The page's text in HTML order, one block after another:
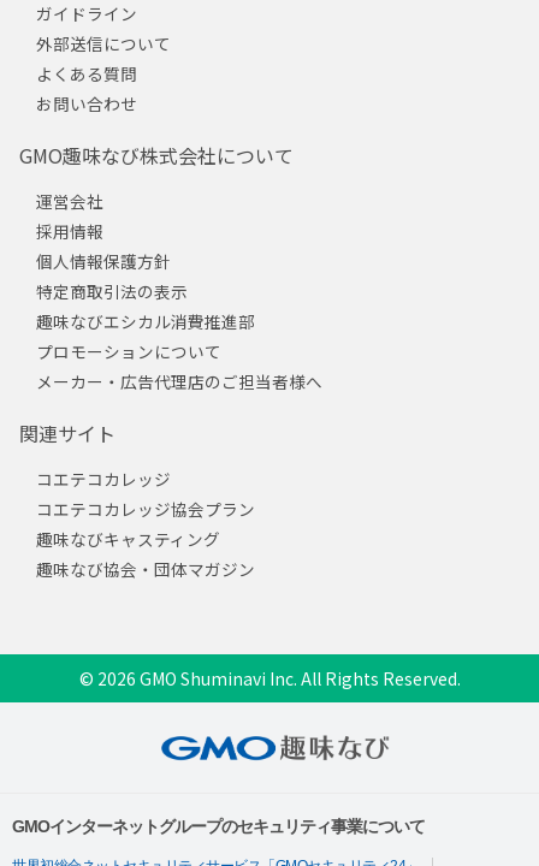
ガイドライン
外部送信について
よくある質問
お問い合わせ
GMO趣味なび株式会社について
運営会社
採用情報
個人情報保護方針
特定商取引法の表示
趣味なびエシカル消費推進部
プロモーションについて
メーカー・広告代理店のご担当者様へ
関連サイト
コエテコカレッジ
コエテコカレッジ協会プラン
趣味なびキャスティング
趣味なび協会・団体マガジン
© 2026 GMO Shuminavi Inc. All Rights Reserved.